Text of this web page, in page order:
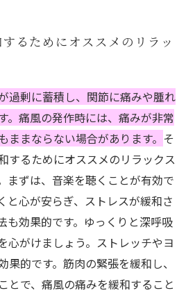
るためにオススメのリラッ
過剰に蓄積し、関節に痛みや腫れ
。痛風の発作時には、痛みが非常
ままならない場合があります。 そ
するためにオススメのリラックス
まずは、音楽を聴くことが有効で
と心が安らぎ、ストレスが緩和さ
も効果的です。ゆっくりと深呼吸
心がけましょう。ストレッチやヨ
果的です。筋肉の緊張を緩和し、
とで、痛風の痛みを緩和すること